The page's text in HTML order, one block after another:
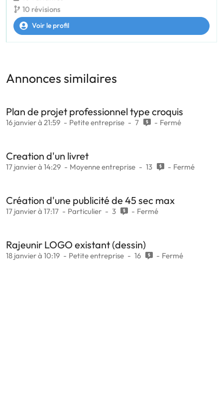
10 révisions
Voir le profil
Annonces similaires
Plan de projet professionnel type croquis
16 janvier à 21:59 Petite entreprise 7 Fermé
Creation d'un livret
17 janvier à 14:29 Moyenne entreprise 13 Fermé
Création d'une publicité de 45 sec max
17 janvier à 17:17 Particulier 3 Fermé
Rajeunir LOGO existant (dessin)
18 janvier à 10:19 Petite entreprise 16 Fermé